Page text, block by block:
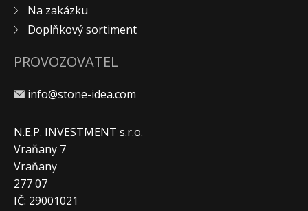
Na zakázku
Doplňkový sortiment
PROVOZOVATEL
info@stone-idea.com
N.E.P. INVESTMENT s.r.o.
Vraňany 7
Vraňany
277 07
IČ: 29001021